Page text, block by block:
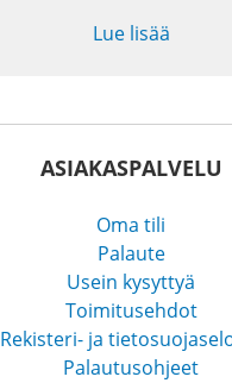
Lue lisää
ASIAKASPALVELU
Oma tili
Palaute
Usein kysyttyä
Toimitusehdot
Rekisteri- ja
Palautusohjeet